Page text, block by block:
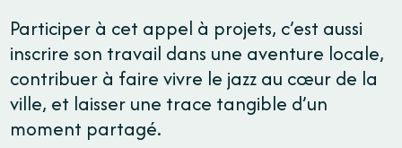
Participer à cet appel à projets, c’est aussi
inscrire son travail dans une aventure locale,
contribuer à faire vivre le jazz au cœur de la
ville, et laisser une trace tangible d’un
moment partagé.